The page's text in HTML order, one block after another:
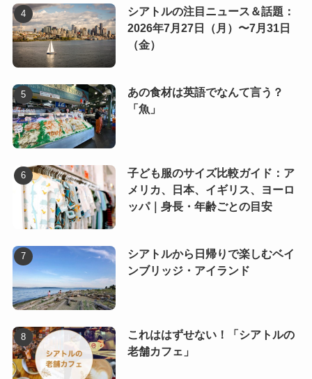
シアトルの注目ニュース＆話題：
2026年7月27日（月）〜7月31日
（金）
あの食材は英語でなんて言う？
「魚」
子ども服のサイズ比較ガイド：ア
メリカ、日本、イギリス、ヨーロ
ッパ｜身長・年齢ごとの目安
シアトルから日帰りで楽しむベイ
ンブリッジ・アイランド
これははずせない！「シアトルの
老舗カフェ」